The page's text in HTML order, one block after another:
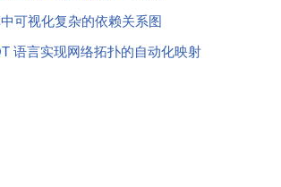
可视化复杂的依赖关系图
语言实现网络拓扑的自动化映射